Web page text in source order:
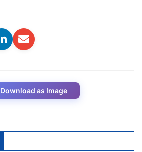
Download as Image